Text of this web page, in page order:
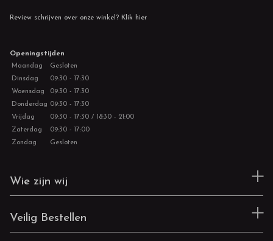
Review schrijven over onze winkel? Klik hier
Openingstijden
Maandag
Gesloten
Dinsdag
09:30 - 17:30
Woensdag
09:30 - 17:30
Donderdag 09:30 - 17:30
Vrijdag
09:30 - 17:30 / 18:30 - 21:00
Zaterdag
09:30 - 17:00
Zondag
Gesloten
Wie zijn wij
Veilig Bestellen